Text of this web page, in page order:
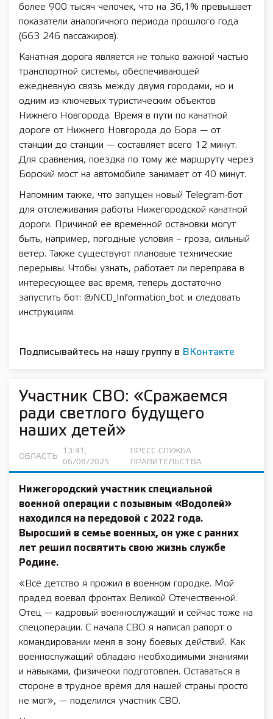
более 900 тысяч челочек, что на 36,1% превышает
показатели аналогичного периода прошлого года
(663 246 пассажиров).
Канатная дорога является не только важной частью
транспортной системы, обеспечивающей
ежедневную связь между двумя городами, но и
одним из ключевых туристическим объектов
Нижнего Новгорода. Время в пути по канатной
дороге от Нижнего Новгорода до Бора — от
станции до станции — составляет всего 12 минут.
Для сравнения, поездка по тому же маршруту через
Борский мост на автомобиле занимает от 40 минут.
Напомним также, что запущен новый Telegram-бот
для отслеживания работы Нижегородской канатной
дороги. Причиной ее временной остановки могут
быть, например, погодные условия – гроза, сильный
ветер. Также существуют плановые технические
перерывы. Чтобы узнать, работает ли переправа в
интересующее вас время, теперь достаточно
запустить бот: @NCD_Information_bot и следовать
инструкциям.
Подписывайтесь на нашу группу в ВКонтакте
Участник СВО: «Сражаемся
ради светлого будущего
наших детей»
ОБЛАСТЬ
13:41,
06/08/2025
ПРЕСС-СЛУЖБА
ПРАВИТЕЛЬСТВА
Нижегородский участник специальной
военной операции с позывным «Водолей»
находился на передовой с 2022 года.
Выросший в семье военных, он уже с ранних
лет решил посвятить свою жизнь службе
Родине.
«Всё детство я прожил в военном городке. Мой
прадед воевал фронтах Великой Отечественной.
Отец — кадровый военнослужащий и сейчас тоже на
спецоперации. С начала СВО я написал рапорт о
командировании меня в зону боевых действий. Как
военнослужащий обладаю необходимыми знаниями
и навыками, физически подготовлен. Оставаться в
стороне в трудное время для нашей страны просто
не мог», — поделился участник СВО.